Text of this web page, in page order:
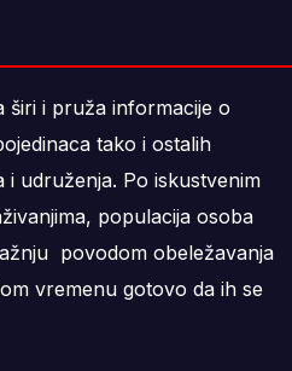
širi i pruža informacije o
tako i ostalih
i udruženja. Po iskustvenim
populacija osoba
povodom obeležavanja
vremenu gotovo da ih se